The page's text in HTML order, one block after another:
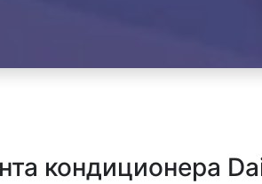
кондиционера